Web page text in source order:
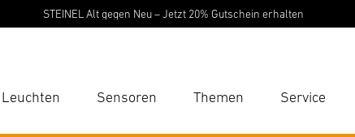
STEINEL Alt gegen Neu – Jetzt 20% Gutschein erhalten
Leuchten Sensoren Themen Service